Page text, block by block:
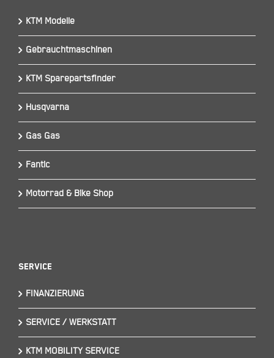
KTM Modelle
Gebrauchtmaschinen
KTM Sparepartsfinder
Husqvarna
Gas Gas
Fantic
Motorrad & Bike Shop
Service
FINANZIERUNG
SERVICE / WERKSTATT
KTM MOBILITY SERVICE